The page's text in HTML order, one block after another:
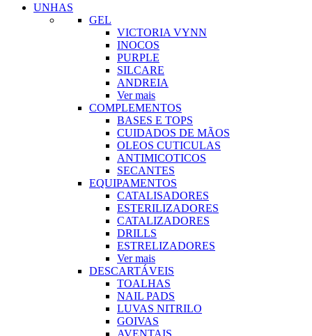
UNHAS
GEL
VICTORIA VYNN
INOCOS
PURPLE
SILCARE
ANDREIA
Ver mais
COMPLEMENTOS
BASES E TOPS
CUIDADOS DE MÃOS
OLEOS CUTICULAS
ANTIMICOTICOS
SECANTES
EQUIPAMENTOS
CATALISADORES
ESTERILIZADORES
CATALIZADORES
DRILLS
ESTRELIZADORES
Ver mais
DESCARTÁVEIS
TOALHAS
NAIL PADS
LUVAS NITRILO
GOIVAS
AVENTAIS